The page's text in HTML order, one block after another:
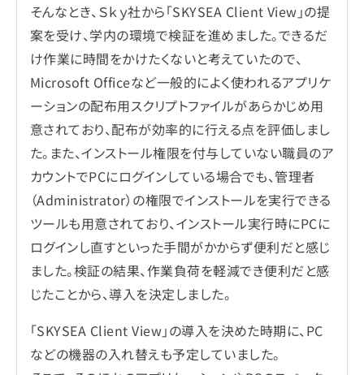
そんなとき、Ｓｋｙ社から「SKYSEA Client View」の提
案を受け、学内の環境で検証を進めました。できるだ
け作業に時間をかけたくないと考えていたので、
Microsoft Officeなど一般的によく使われるアプリケ
ーションの配布用スクリプトファイルがあらかじめ用
意されており、配布が効率的に行える点を評価しまし
た。また、インストール権限を付与していない職員のア
カウントでPCにログインしている場合でも、管理者
（Administrator）の権限でインストールを実行できる
ツールも用意されており、インストール実行時にPCに
ログインし直すといった手間がかからず便利だと感じ
ました。検証の結果、作業負荷を軽減でき便利だと感
じたことから、導入を決定しました。
「SKYSEA Client View」の導入を決めた時期に、PC
などの機器の入れ替えも予定していました。